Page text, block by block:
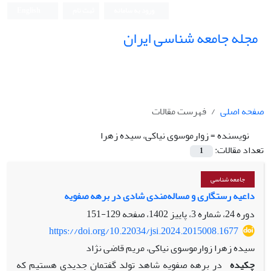
مجله جامعه شناسی ایران
صفحه اصلی
فهرست مقالات
نویسنده =زوارموسوی نیاکی، سیده زهرا
تعداد مقالات:
1
جامعه شناسی
داعیه رستگاری و مساله‌مندی شادی در برهه صفویه
دوره 24، شماره 3، پاییز 1402، صفحه
129-151
https://doi.org/10.22034/jsi.2024.2015008.1677
سیده زهرا زوارموسوی نیاکی، مریم قاضی نژاد
چکیده در برهه صفویه شاهد تولد گفتمان جدیدی هستیم که